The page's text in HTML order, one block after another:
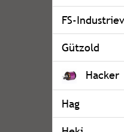
FS-
Gützold
Hacker
Hag